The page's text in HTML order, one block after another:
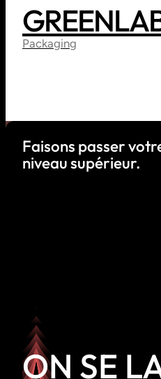
PRINT BRANDING
Packaging
Faisons passer
niveau supérieur.
ON SE